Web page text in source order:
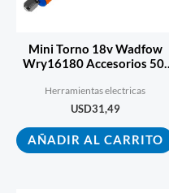
Mini Torno 18v Wadfow
Wry16180 Accesorios 50-
Herramientas electricas
USD31,49
AÑADIR AL CARRITO